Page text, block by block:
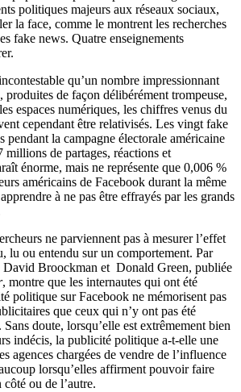
politiques majeurs aux réseaux sociaux,
la face, comme le montrent les recherches
fake news. Quatre enseignements
qu’un nombre impressionnant
produites de façon délibérément trompeuse,
espaces numériques, les chiffres venus du
cependant être relativisés. Les vingt fake
pendant la campagne électorale américaine
millions de partages, réactions et
énorme, mais ne représente que 0,006 %
américains de Facebook durant la même
à ne pas être effrayés par les grands
ne parviennent pas à mesurer l’effet
lu ou entendu sur un comportement. Par
David Broockman et Donald Green, publiée
, montre que les internautes qui ont été
politique sur Facebook ne mémorisent pas
que ceux qui n’y ont pas été
doute, lorsqu’elle est extrêmement bien
indécis, la publicité politique a-t-elle une
agences chargées de vendre de l’influence
lorsqu’elles affirment pouvoir faire
côté ou de l’autre.